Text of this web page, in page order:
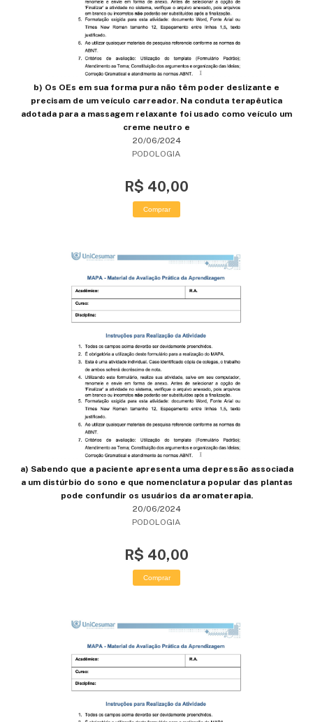
b) Os OEs em sua forma pura não têm poder deslizante e
precisam de um veículo carreador. Na conduta terapêutica
adotada para a massagem relaxante foi usado como veículo um
creme neutro e
20/06/2024
PODOLOGIA
R$ 40,00
Comprar
a) Sabendo que a paciente apresenta uma depressão associada
a um distúrbio do sono e que nomenclatura popular das plantas
pode confundir os usuários da aromaterapia.
20/06/2024
PODOLOGIA
R$ 40,00
Comprar